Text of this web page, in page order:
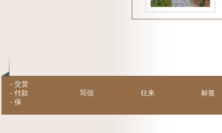
- 交货
- 付款
- 保
写信 往来 标签